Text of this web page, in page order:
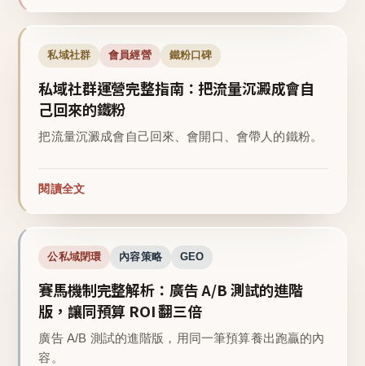
私域社群 會員經營 鐵粉口碑
私域社群運營完整指南：把流量沉澱成會自
己回來的鐵粉
把流量沉澱成會自己回來、會開口、會帶人的鐵粉。
閱讀全文
公私域閉環 內容策略 GEO
賽馬機制完整解析：廣告 A/B 測試的進階
版，讓同預算 ROI 翻三倍
廣告 A/B 測試的進階版，用同一筆預算養出跑贏的內
容。